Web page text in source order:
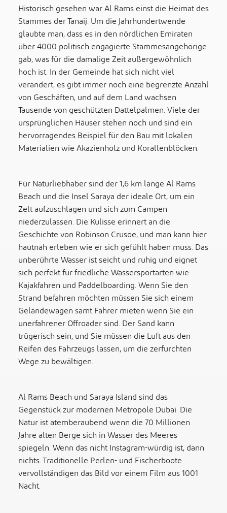
Historisch gesehen war Al Rams einst die Heimat des
Stammes der Tanaij. Um die Jahrhundertwende
glaubte man, dass es in den nördlichen Emiraten
über 4000 politisch engagierte Stammesangehörige
gab, was für die damalige Zeit außergewöhnlich
hoch ist. In der Gemeinde hat sich nicht viel
verändert, es gibt immer noch eine begrenzte Anzahl
von Geschäften, und auf dem Land wachsen
Tausende von geschützten Dattelpalmen. Viele der
ursprünglichen Häuser stehen noch und sind ein
hervorragendes Beispiel für den Bau mit lokalen
Materialien wie Akazienholz und Korallenblöcken.
Für Naturliebhaber sind der 1,6 km lange Al Rams
Beach und die Insel Saraya der ideale Ort, um ein
Zelt aufzuschlagen und sich zum Campen
niederzulassen. Die Kulisse erinnert an die
Geschichte von Robinson Crusoe, und man kann hier
hautnah erleben wie er sich gefühlt haben muss. Das
unberührte Wasser ist seicht und ruhig und eignet
sich perfekt für friedliche Wassersportarten wie
Kajakfahren und Paddelboarding. Wenn Sie den
Strand befahren möchten müssen Sie sich einem
Geländewagen samt Fahrer mieten wenn Sie ein
unerfahrener Offroader sind. Der Sand kann
trügerisch sein, und Sie müssen die Luft aus den
Reifen des Fahrzeugs lassen, um die zerfurchten
Wege zu bewältigen.
Al Rams Beach und Saraya Island sind das
Gegenstück zur modernen Metropole Dubai. Die
Natur ist atemberaubend wenn die 70 Millionen
Jahre alten Berge sich in Wasser des Meeres
spiegeln. Wenn das nicht Instagram-würdig ist, dann
nichts. Traditionelle Perlen- und Fischerboote
vervollständigen das Bild vor einem Film aus 1001
Nacht.